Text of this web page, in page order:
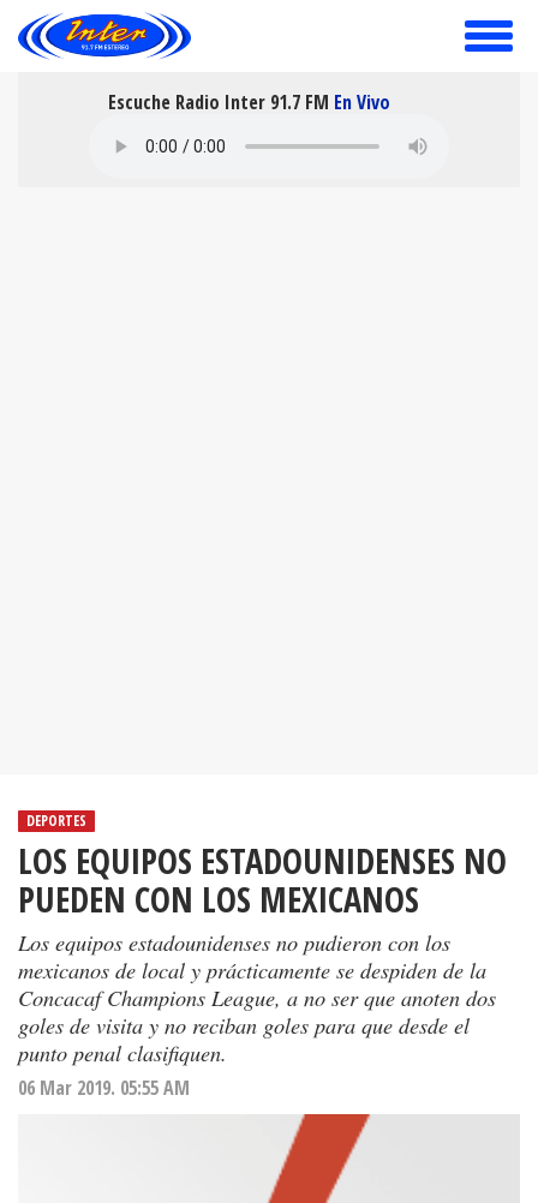
toggle
Escuche Radio Inter 91.7 FM En Vivo
DEPORTES
LOS EQUIPOS ESTADOUNIDENSES NO
PUEDEN CON LOS MEXICANOS
Los equipos estadounidenses no pudieron con los
mexicanos de local y prácticamente se despiden de la
Concacaf Champions League, a no ser que anoten dos
goles de visita y no reciban goles para que desde el
punto penal clasifiquen.
06 Mar 2019. 05:55 AM